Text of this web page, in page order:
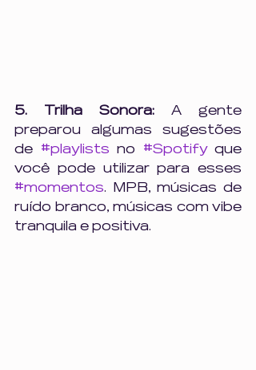
5. Trilha Sonora: A gente
preparou algumas sugestões
de #playlists no #Spotify que
#momentos. MPB, músicas de
ruído branco, músicas com vibe
tranquila e positiva.